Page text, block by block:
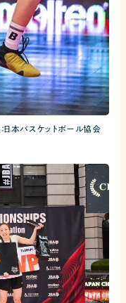
本バスケットボール協会